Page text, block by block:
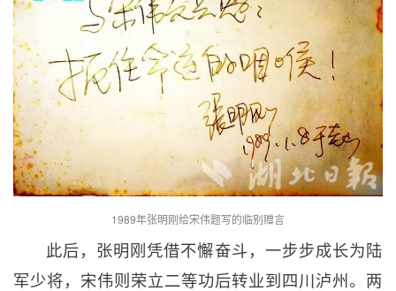
1989年张明刚给宋伟题写的临别赠言
此后，张明刚凭借不懈奋斗，一步步成长为陆
军少将，宋伟则荣立二等功后转业到四川泸州。两